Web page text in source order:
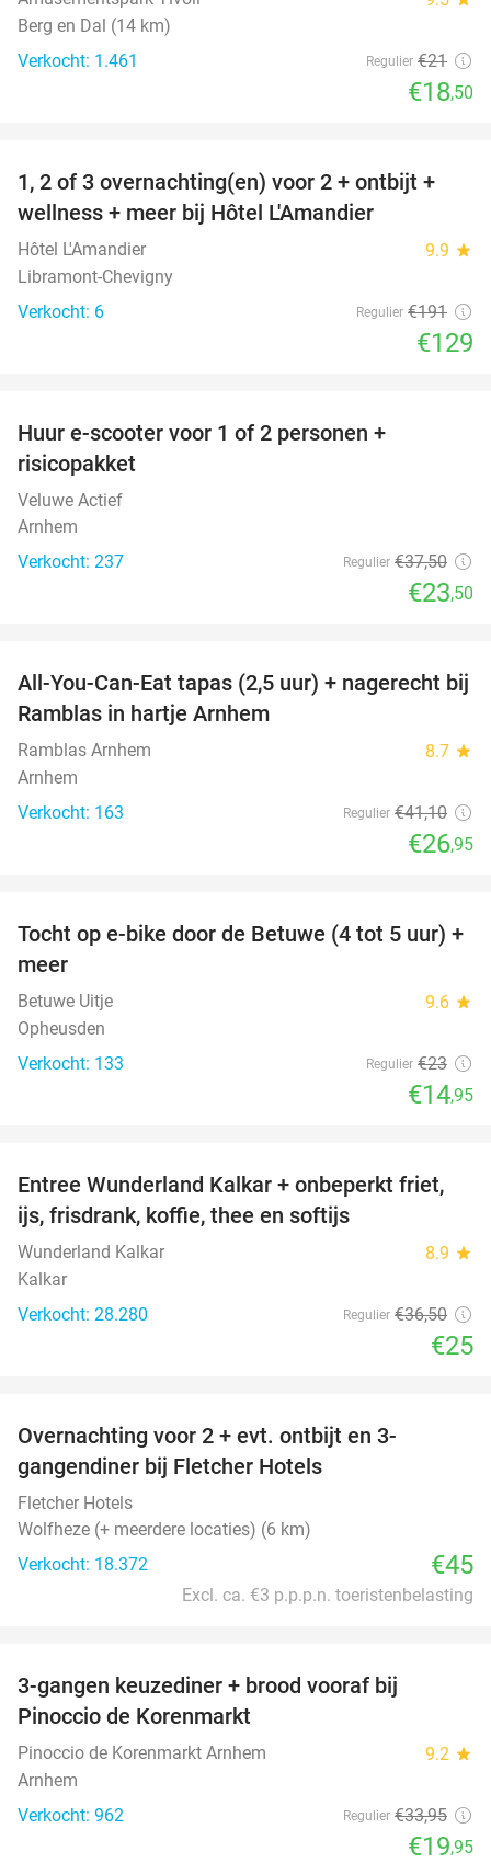
Berg en Dal (14 km)
Verkocht: 1.461
Regulier €21
€18,50
32%
TODAY
1, 2 of 3 overnachting(en) voor 2 + ontbijt +
wellness + meer bij Hôtel L'Amandier
Hôtel L'Amandier 9.9 star
Libramont-Chevigny
Verkocht: 6
Regulier €191
€129
Huur e-scooter voor 1 of 2 personen +
risicopakket
Veluwe Actief
Arnhem
Verkocht: 237
Regulier €37,50
€23,50
34%
All-You-Can-Eat tapas (2,5 uur) + nagerecht bij
Ramblas in hartje Arnhem
Ramblas Arnhem 8.7 star
Arnhem
Verkocht: 163
Regulier €41,10
€26,95
35%
Tocht op e-bike door de Betuwe (4 tot 5 uur) +
meer
Betuwe Uitje 9.6 star
Opheusden
Verkocht: 133
Regulier €23
€14,95
32%
Entree Wunderland Kalkar + onbeperkt friet,
ijs, frisdrank, koffie, thee en softijs
Wunderland Kalkar 8.9 star
Kalkar
Verkocht: 28.280
Regulier €36,50
€25
Overnachting voor 2 + evt. ontbijt en 3-
gangendiner bij Fletcher Hotels
Fletcher Hotels
Wolfheze (+ meerdere locaties) (6 km)
Verkocht: 18.372
€45
Excl. ca. €3 p.p.p.n. toeristenbelasting
3-gangen keuzediner + brood vooraf bij
Pinoccio de Korenmarkt
Pinoccio de Korenmarkt Arnhem 9.2 star
Arnhem
Verkocht: 962
Regulier €33,95
€19,95